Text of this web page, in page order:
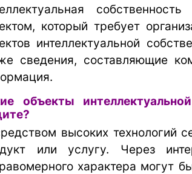
который требует
интеллектуальной
сведения, составляющие
объекты
высоких технологий
или услугу. Через
характера могут